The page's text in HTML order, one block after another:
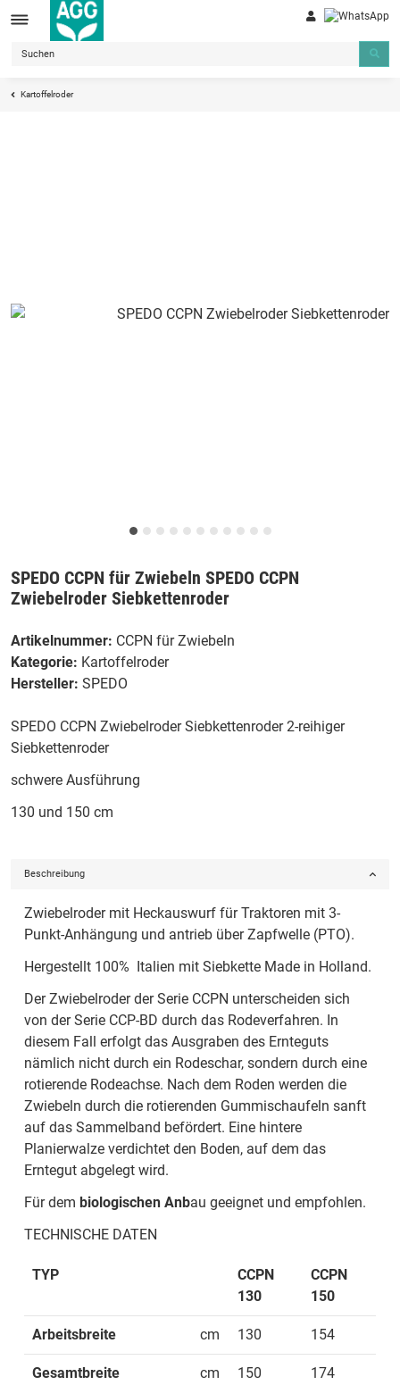
Kartoffelroder
SPEDO CCPN für Zwiebeln SPEDO CCPN
Zwiebelroder Siebkettenroder
Artikelnummer: CCPN für Zwiebeln
Kategorie: Kartoffelroder
Hersteller: SPEDO
SPEDO CCPN Zwiebelroder Siebkettenroder 2-reihiger
Siebkettenroder
schwere Ausführung
130 und 150 cm
Beschreibung
Zwiebelroder mit Heckauswurf für Traktoren mit 3-
Punkt-Anhängung und antrieb über Zapfwelle (PTO).
Hergestellt 100% Italien mit Siebkette Made in Holland.
Der Zwiebelroder der Serie CCPN unterscheiden sich
von der Serie CCP-BD durch das Rodeverfahren. In
diesem Fall erfolgt das Ausgraben des Ernteguts
nämlich nicht durch ein Rodeschar, sondern durch eine
rotierende Rodeachse. Nach dem Roden werden die
Zwiebeln durch die rotierenden Gummischaufeln sanft
auf das Sammelband befördert. Eine hintere
Planierwalze verdichtet den Boden, auf dem das
Erntegut abgelegt wird.
Für dem biologischen Anbau geeignet und empfohlen.
TECHNISCHE DATEN
TYP
CCPN
130
CCPN
150
Arbeitsbreite cm 130 154
Gesamtbreite cm 150 174